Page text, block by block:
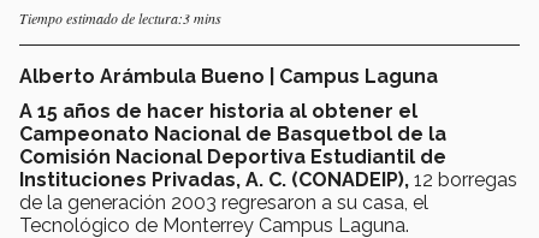
Tiempo estimado de lectura:3 mins
Alberto Arámbula Bueno | Campus Laguna
A 15 años de hacer historia al obtener el
Campeonato Nacional de Basquetbol de la
Comisión Nacional Deportiva Estudiantil de
Instituciones Privadas, A. C. (CONADEIP), 12 borregas
de la generación 2003 regresaron a su casa, el
Tecnológico de Monterrey Campus Laguna.